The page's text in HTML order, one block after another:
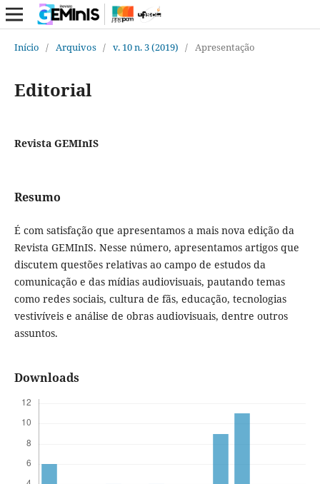
Início / Arquivos / v. 10 n. 3 (2019) / Apresentação
Editorial
Revista GEMInIS
Resumo
É com satisfação que apresentamos a mais nova edição da
Revista GEMInIS. Nesse número, apresentamos artigos que
discutem questões relativas ao campo de estudos da
comunicação e das mídias audiovisuais, pautando temas
como redes sociais, cultura de fãs, educação, tecnologias
vestivíveis e análise de obras audiovisuais, dentre outros
assuntos.
Downloads